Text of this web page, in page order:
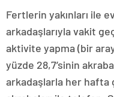
Fertlerin yakınları ile
arkadaşlarıyla vakit
aktivite yapma (bir
yüzde 28,7’sinin
arkadaşlarla her